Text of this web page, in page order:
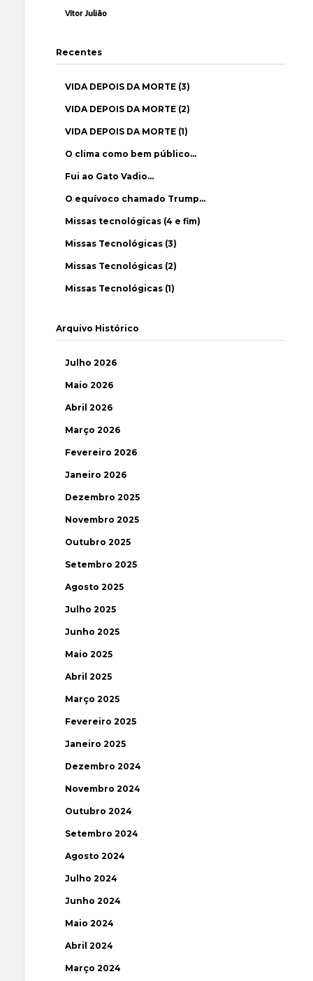
Vítor Julião
Recentes
VIDA DEPOIS DA MORTE (3)
VIDA DEPOIS DA MORTE (2)
VIDA DEPOIS DA MORTE (1)
O clima como bem público…
Fui ao Gato Vadio…
O equívoco chamado Trump…
Missas tecnológicas (4 e fim)
Missas Tecnológicas (3)
Missas Tecnológicas (2)
Missas Tecnológicas (1)
Arquivo Histórico
Julho 2026
Maio 2026
Abril 2026
Março 2026
Fevereiro 2026
Janeiro 2026
Dezembro 2025
Novembro 2025
Outubro 2025
Setembro 2025
Agosto 2025
Julho 2025
Junho 2025
Maio 2025
Abril 2025
Março 2025
Fevereiro 2025
Janeiro 2025
Dezembro 2024
Novembro 2024
Outubro 2024
Setembro 2024
Agosto 2024
Julho 2024
Junho 2024
Maio 2024
Abril 2024
Março 2024